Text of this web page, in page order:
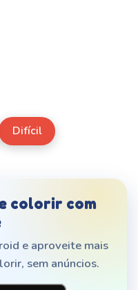
Difícil
colorir com
e aproveite mais
sem anúncios.